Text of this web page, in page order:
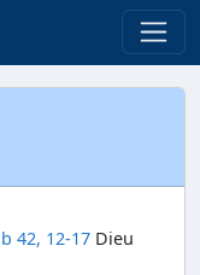
42, 12-17 Dieu